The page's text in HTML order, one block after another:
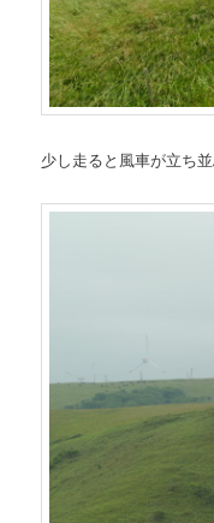
少し走ると風車が立ち並